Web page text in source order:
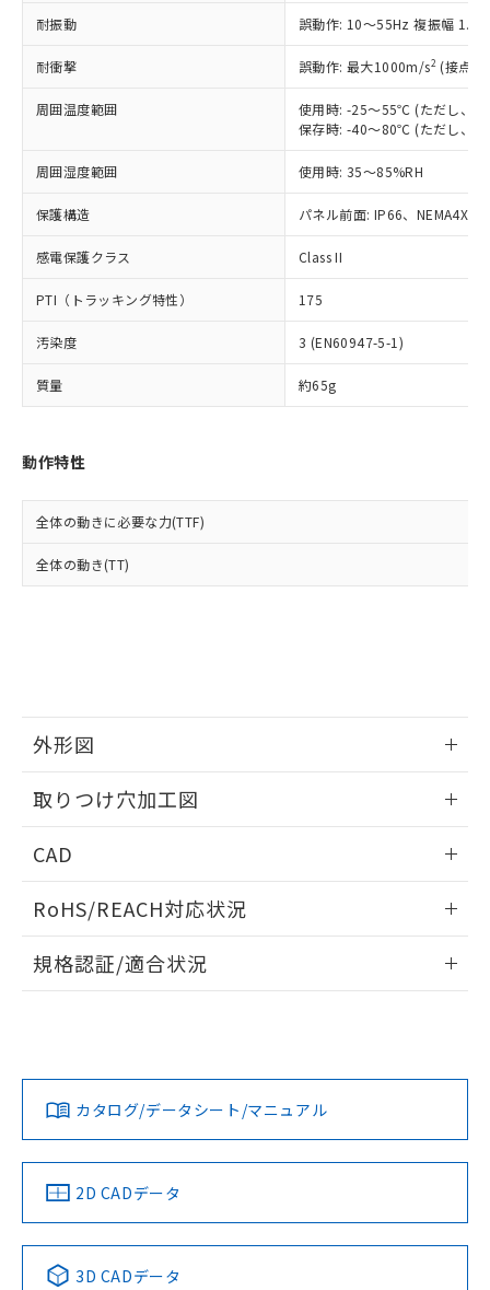
耐振動 誤動作: 10～55Hz 複振幅
耐衝撃 誤動作: 最大1000m/s2 (接点
周囲温度範囲
使用時: -25～55℃ (ただし、氷
保存時: -40～80℃ (ただし、氷
周囲湿度範囲 使用時: 35～85%RH
保護構造 パネル前面: IP66、NEMA4X,
感電保護クラス Class II
PTI（トラッキング特性） 175
汚染度 3 (EN60947-5-1)
質量 約65g
動作特性
全体の動きに必要な力(TTF)
全体の動き(TT)
外形図
取りつけ穴加工図
CAD
ドすることができます。
ログイン/会員登録
ダウンロードデータをご利用いただく前に、以下を必ずお読
みください。
ソフトウェアの使用条件
RoHS/REACH対応状況
EU RoHS 注意事項・凡例
対応済み
中国 RoHS 注意事項・凡例
規格認証/適合状況
LR型式承認
（イギリス
船舶規格）
DNV型式承認
（ノルウェー
BV型式承認
（フランス
KR型式
（韓国
No No No No
カタログ/データシート/マニュアル
2D CADデータ
3D CADデータ
記載している更新日時点での社内デー
タに基づき作成されるものであり、閲
覧された時点での実際の在庫および標
準価格とは異なる場合があることをご
正式な納期状況および標準価格はお客
様のお取引先、またはお客様担当のオ
ムロン制御機器販売店・当社販売員に
オムロン制御機器販売店や当社販売拠
販売ネットワーク
」をご確認
ください。
在庫状況および標準価格結果を当社の
事前の承諾なく第三者に漏洩または開
示しないようお願いします。
マイパーツ機能（部品リスト作成サー
ビス）をご利用いただくには、I-Web
メンバーズにご登録されている必要が
および当社の共同利用者が、当社の製
品・サービスに関するお客様との取
をご了承ください。
※当社の共同利用者とは、"個人情報
鉛(Pb) 1000ppm以下、 水銀(Hg) 1000ppm以下、 カド
六価クロム(Cr(Ⅵ)) 1000ppm以下、ポリ臭化ビフェニル
類(PBB) 1000ppm以下、ポリ臭化ジフェニルエーテル類
(PBDE) 1000ppm以下、フタル酸ビス(2-エチルヘキシ
ル) (DEHP)(別名：DOP) 1000ppm以下、フタル酸ブチ
ルベンジル（BBP） 1000ppm以下、フタル酸ジブチル
（DBP） 1000ppm以下、フタル酸ジイソブチル
(DIBP) 1000ppm以下
但し、RoHS指令で産業用監視および制御機器に対する
適用除外項目は除く。
フタル酸エステル類の４物質については閾値を超える意
図的な使用がないことを確認しています。
※2 対応予定月
部品在庫の切り替え状況などにより、予定
月が前後することがあります。
下記の非含有証明書をダウンロードするこ
とができます。
EU RoHS指令（10物質）の非含有証明書
物質の対応では、対応完了までの期間は出
荷製品に未対応品が混在することから備考
既に当社にて対応品への在庫切替を完了
していることから、特段のことがない限
り、2022年1月12日より割愛しておりま
*中国RoHS10物質の基準値 (GB/T26572)：
Pb(鉛) :1000ppm、 Hg(水銀) : 1000ppm、 Cd(カドミウ
Cr(Ⅵ)(六価クロム) : 1000ppm、 PBBs(ポリ臭化ビフェ
ニル類) : 1000ppm、 PBDEs(ポリ臭化ジフェニルエーテ
ル) : 1000ppm、
DEHP(フタル酸ビス(2-エチルヘキシル)) : 1000ppm
※2 環境保護使用期限
「ｅ」：有害物質（10物質）のすべてが基
準値以下であることを示します。
「10」：通常の使用状況下において有害物
質が外部に漏えいし、環境に深刻な影響を
及ぼさない年数を意味します。
（以下｢規制貨物等」という）を輸出
または国外への提供する場合は、日本
国政府の輸出許可(または役務取引許
可)を取得するなどの必要な手続きを
当社は規制貨物を破棄する場合は、完
全に破砕するなど、違法に輸出されな
いよう必要な手段を講じます。
当社は貴社製品を、核兵器、ミサイ
ル、化学兵器、生物兵器またはその他
武器並びにこれらの製造装置等に一切
使用いたしません。
当社は、貴社製品を第三者に販売する
場合は、上記1、2および3の内容を当
該第三者に通知します。また当社は、
販売先および販売に係わる関係者が違
法に輸出するおそれがある場合は、取
り引きをいたしません。
○ 一定数以上の在庫あり
△ 一定数には満たないが在庫あり
在庫なし(最新の在庫状況につ
いては、お客様のお取引先、ま
たはお客様担当のオムロン制御
機器販売店・当社販売員にご確
認ください)
受注生産機種、また在庫状況の
情報を公開していない機種